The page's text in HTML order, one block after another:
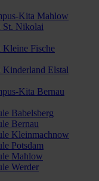
Kita Mahlow
St. Nikolai
Kleine Fische
Kinderland Elstal
Kita Bernau
Babelsberg
Bernau
Kleinmachnow
Potsdam
Mahlow
Werder